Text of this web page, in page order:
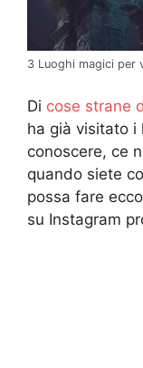
3 Luoghi magici per
Di cose strane
ha già visitato i
conoscere, ce
quando siete
possa fare
su Instagram